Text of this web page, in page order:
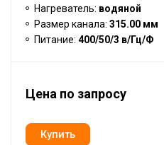
Нагреватель: водяной
Размер канала: 315.00 мм
Питание: 400/50/3 в/Гц/Ф
Цена по запросу